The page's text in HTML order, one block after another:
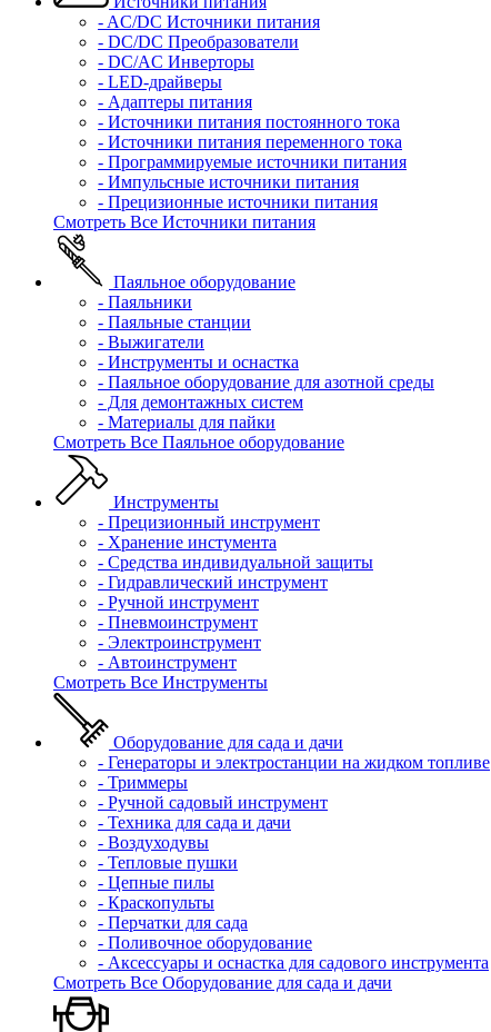
- AC/DC Источники питания
- DC/DC Преобразователи
- DC/AC Инверторы
- LED-драйверы
- Адаптеры питания
- Источники питания постоянного тока
- Источники питания переменного тока
- Программируемые источники питания
- Импульсные источники питания
- Прецизионные источники питания
Смотреть Все Источники питания
Паяльное оборудование
- Паяльники
- Паяльные станции
- Выжигатели
- Инструменты и оснастка
- Паяльное оборудование для азотной среды
- Для демонтажных систем
- Материалы для пайки
Смотреть Все Паяльное оборудование
Инструменты
- Прецизионный инструмент
- Хранение инстумента
- Средства индивидуальной защиты
- Гидравлический инструмент
- Ручной инструмент
- Пневмоинструмент
- Электроинструмент
- Автоинструмент
Смотреть Все Инструменты
Оборудование для сада и дачи
- Генераторы и электростанции на жидком топливе
- Триммеры
- Ручной садовый инструмент
- Техника для сада и дачи
- Воздуходувы
- Тепловые пушки
- Цепные пилы
- Краскопульты
- Перчатки для сада
- Поливочное оборудование
- Аксессуары и оснастка для садового инструмента
Смотреть Все Оборудование для сада и дачи